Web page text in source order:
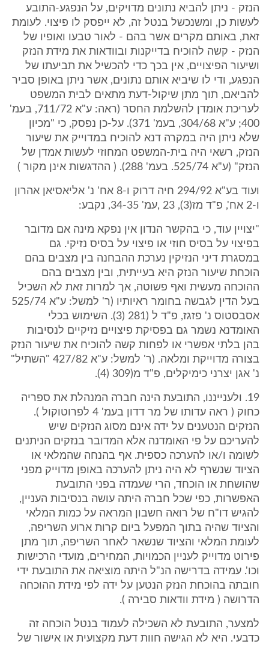
הנזק - ניתן להביא נתונים מדויקים, על הנפגע-התובע
לעשות כן, ומשנכשל בנטל זה, לא ייפסק לו פיצוי. לעומת
זאת, באותם מקרים אשר בהם - לאור טבעו ואופיו של
הנזק - קשה להוכיח בדייקנות ובוודאות את מידת הנזק
ושיעור הפיצויים, אין בכך כדי להכשיל את תביעתו של
הנפגע, ודי לו שיביא אותם נתונים, אשר ניתן באופן סביר
להביאם, תוך מתן שיקול-דעת מתאים לבית המשפט
לעריכת אומדן להשלמת החסר (ראה: ע"א 711/72, בעמ'
400; ע"א 304/68, בעמ' 371). על-כן נפסק, כי "מכיון
שלא ניתן היה במקרה דנא להוכיח במדוייק את שיעור
הנזק, רשאי היה בית-המשפט המחוזי לעשות אמדן של
הנזק" (ע"א 525/74. בעמ' 288). ( ההדגשות אינן מקור )
ועוד בע"א 294/92 חיה דרוק ו-8 אח' נ' אליאסיאן אהרון
ו-2 אח', פ"ד מז(3), 23 ,עמ' 34-35, נקבע:
"יצויין עוד, כי בהקשר הנדון אין נפקא מינה אם מדובר
בפיצוי על בסיס חוזי או פיצוי על בסיס נזיקי. גם
במסגרת דיני הנזיקין נערכת ההבחנה בין מצבים בהם
הוכחת שיעור הנזק היא בעייתית, ובין מצבים בהם
ההוכחה מעשית ואף פשוטה, אך למרות זאת לא השכיל
בעל הדין לגבשה בחומר ראיותיו (ר' למשל: ע"א 525/74
אסבסטוס נ' פזגז, פ"ד ל (281 (3). השימוש בכלי
האומדנא נשמר גם בפסיקת פיצויים נזיקיים לנסיבות
בהן בלתי אפשרי או לפחות קשה להוכיח את שיעור הנזק
בצורה מדוייקת ומלאה. (ר' למשל: ע"א 427/82 "השתיל"
נ' אגן יצרני כימיקלים, פ"ד מ(309 (4).
19. ולענייננו, התובעת הינה חברה המנהלת את ספריה
כחוק ( ראה עדותו של מר דדון בעמ' 4 לפרוטוקול ).
הנזקים הנטענים על ידה אינם מסוג הנזקים שיש
להעריכם על פי האומדנה אלא המדובר בנזקים הניתנים
לשומה ו/או להערכה כספית. אף בהנחה שהמלאי או
הציוד שנשרף לא היה ניתן להערכה באופן מדוייק מפני
שהושחת או הוכחד, הרי שעמדה בפני התובעת
האפשרות, כפי שכל חברה היתה עושה בנסיבות העניין,
להגיש דו"ח של רואה חשבון המראה על כמות המלאי
והציוד שהיה בתוך המפעל ביום קרות ארוע השריפה,
לעומת המלאי והציוד שנשאר לאחר השריפה, תוך מתן
פירוט מדוייק לעניין הכמויות, המחירים, מועדי הרכישות
וכו'. עמידה בדרישה הנ"ל היתה מוציאה את התובעת ידי
חובתה בהוכחת הנזק הנטען על ידה לפי מידת ההוכחה
הדרושה ( מידת וודאות סבירה ).
למצער, התובעת לא השכילה לעמוד בנטל הוכחה זה
כדבעי. היא לא הגישה חוות דעת מקצועית או אישור של